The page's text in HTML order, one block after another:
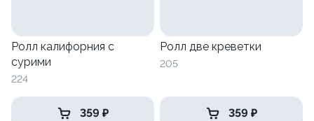
Ролл калифорния с
сурими
224
359 ₽
Ролл две креветки
205
359 ₽